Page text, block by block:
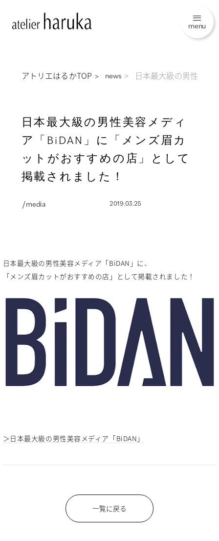
menu
アトリエはるかTOP news 日本最大級の男性美容
日本最大級の男性美容メディ
ア「BiDAN」に「メンズ眉カ
ットがおすすめの店」として
掲載されました！
/ media 2019.03.25
日本最大級の男性美容メディア「BiDAN」に、
「メンズ眉カットがおすすめの店」として掲載されました！
＞日本最大級の男性美容メディア「BiDAN」
一覧に戻る